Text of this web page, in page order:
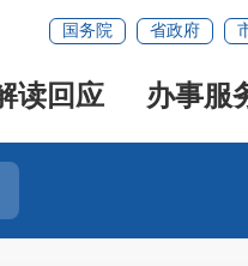
国务院 省政府
读回应 办事服